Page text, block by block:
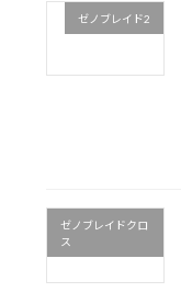
ゼノブレイド2
ゼノブレイドクロ
ス